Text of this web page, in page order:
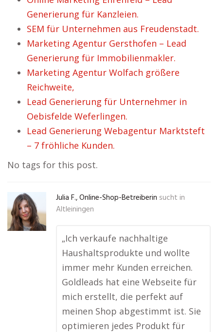
Generierung für Kanzleien.
SEM für Unternehmen aus Freudenstadt.
Marketing Agentur Gersthofen – Lead
Generierung für Immobilienmakler.
Marketing Agentur Wolfach größere
Reichweite,
Lead Generierung für Unternehmer in
Oebisfelde Weferlingen.
Lead Generierung Webagentur Marktsteft
– 7 fröhliche Kunden.
No tags for this post.
Julia F., Online-Shop-Betreiberin sucht in
Altleiningen
„Ich verkaufe nachhaltige
Haushaltsprodukte und wollte
immer mehr Kunden erreichen.
Goldleads hat eine Webseite für
mich erstellt, die perfekt auf
meinen Shop abgestimmt ist. Sie
optimieren jedes Produkt für